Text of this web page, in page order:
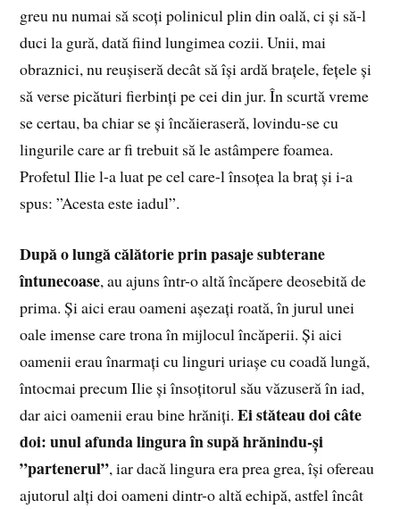
greu nu numai să scoți polinicul plin din oală, ci și să-l
duci la gură, dată fiind lungimea cozii. Unii, mai
obraznici, nu reușiseră decât să își ardă brațele, fețele și
să verse picături fierbinți pe cei din jur. În scurtă vreme
se certau, ba chiar se și încăieraseră, lovindu-se cu
lingurile care ar fi trebuit să le astâmpere foamea.
Profetul Ilie l-a luat pe cel care-l însoțea la braț și i-a
spus: ”Acesta este iadul”.
După o lungă călătorie prin pasaje subterane
întunecoase, au ajuns într-o altă încăpere deosebită de
prima. Și aici erau oameni așezați roată, în jurul unei
oale imense care trona în mijlocul încăperii. Și aici
oamenii erau înarmați cu linguri uriașe cu coadă lungă,
întocmai precum Ilie și însoțitorul său văzuseră în iad,
dar aici oamenii erau bine hrăniți.Ei stăteau doi câte
doi: unul afunda lingura în supă hrănindu-și
”partenerul”, iar dacă lingura era prea grea, își ofereau
ajutorul alți doi oameni dintr-o altă echipă, astfel încât